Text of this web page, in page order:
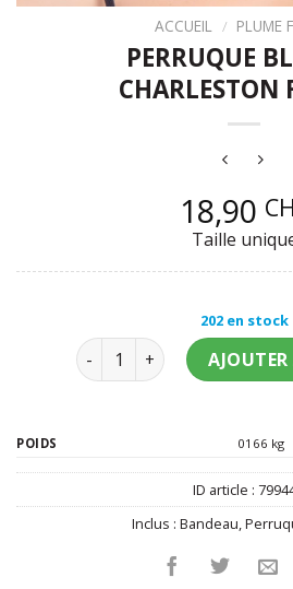
ACCUEIL / PLUME
PERRUQUE
CHARLESTON
18,90
Taille
202 en stock
quantité de Perruque
POIDS 0166 kg
ID article :
Inclus : Bandeau,